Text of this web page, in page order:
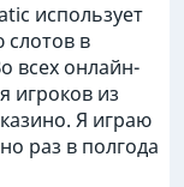
использует
в
всех онлайн-
игроков из
Я играю
раз в полгода